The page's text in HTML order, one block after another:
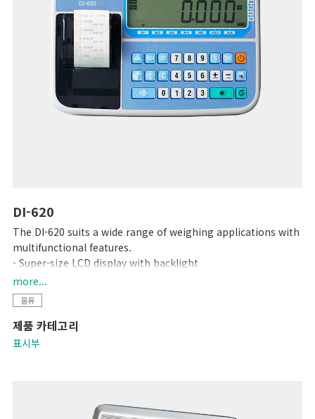
DI-620
The DI-620 suits a wide range of weighing applications with
multifunctional features.
- Super-size LCD display with backlight
- High internal resolution of 1/300,000. with display
resolution of up to 1/15,000
- Supports up to eight 350 ohm load cells
- Optional dot matrix printer
- RS-232C/USB/set point interface
more...
물류
제품 카테고리
표시부